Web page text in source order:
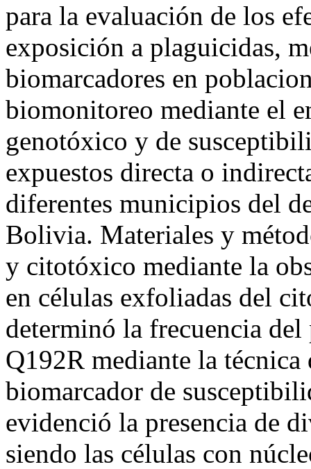
para la evaluación de los
exposición a plaguicidas,
biomarcadores en
biomonitoreo mediante el
genotóxico y de
expuestos directa o
diferentes municipios del
Bolivia. Materiales y
y citotóxico mediante la
en células exfoliadas del
determinó la frecuencia
Q192R mediante la
biomarcador de
evidenció la presencia de
siendo las células con